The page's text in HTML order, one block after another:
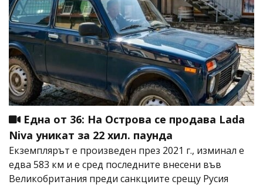
Една от 36: На Острова се продава Lada
Niva уникат за 22 хил. паунда
Екземплярът е произведен през 2021 г., изминал е
едва 583 км и е сред последните внесени във
Великобритания преди санкциите срещу Русия